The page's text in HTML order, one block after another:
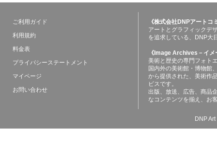
ご利用ガイド
利用規約
料金表
プライバシーステートメント
マイページ
お問い合わせ
《株式会社DNPアート
アートとグラフィックデ
を追求している、DNP大
《Image Archives－イ
美術と歴史の専門フォト
国内外の美術館・博物館
から提供された、美術作
ビスです。
出版、放送、広告、商品
なコンテンツを揃え、お
DNP